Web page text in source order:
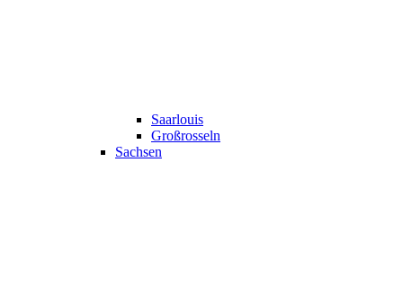
Saarlouis
Großrosseln
Sachsen